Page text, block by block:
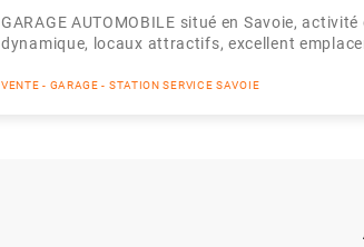
GARAGE AUTOMOBILE situé en Savoie,
dynamique, locaux attractifs, excellent
VENTE - GARAGE - STATION SERVICE SAVOIE